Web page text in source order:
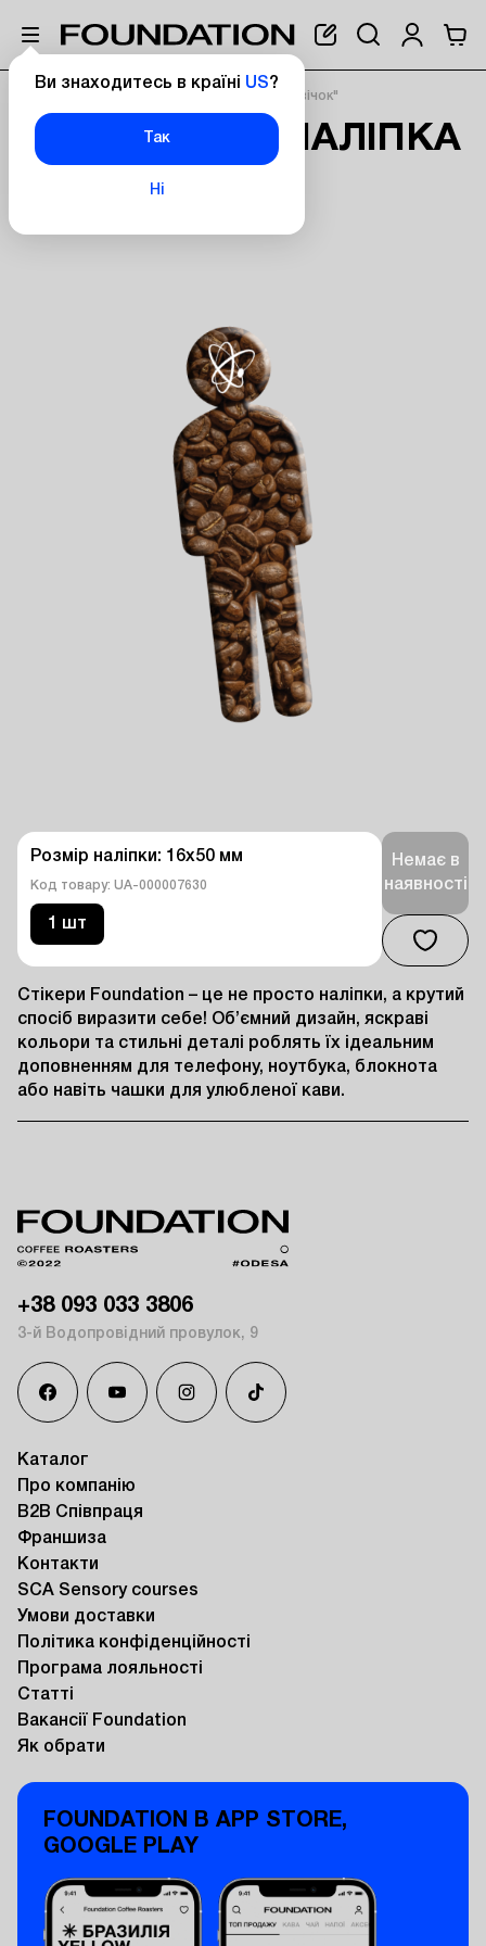
Ви знаходитесь в країні US?
Так
Ні
Обʼємна наліпка "Кавовий чоловічок"
ОБʼЄМНА НАЛІПКА
"КАВОВИЙ
Розмір наліпки: 16х50 мм
Код товару: UA-000007630
1 шт
Немає в
наявності
Стікери Foundation – це не просто наліпки, а крутий
спосіб виразити себе! Об’ємний дизайн, яскраві
кольори та стильні деталі роблять їх ідеальним
доповненням для телефону, ноутбука, блокнота
або навіть чашки для улюбленої кави.
+38 093 033 3806
3-й Водопровідний провулок, 9
Каталог
Про компанію
B2B Співпраця
Франшиза
Контакти
SCA Sensory courses
Умови доставки
Політика конфіденційності
Програма лояльності
Статті
Вакансії Foundation
Як обрати
FOUNDATION В APP STORE,
GOOGLE PLAY